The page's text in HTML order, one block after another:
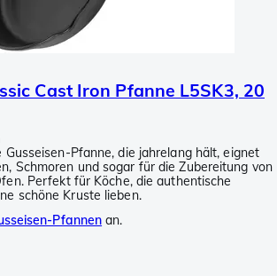
Cast Iron Pfanne L5SK3, 20
Gusseisen-Pfanne, die jahrelang hält, eignet
Schmoren und sogar für die Zubereitung von
Perfekt für Köche, die authentische
schöne Kruste lieben.
Pfannen an.